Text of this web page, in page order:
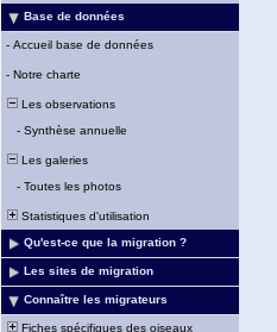
Base de données
- Accueil base de données
- Notre charte
Les observations
- Synthèse annuelle
Les galeries
- Toutes les photos
Statistiques d'utilisation
Qu'est-ce que la migration ?
Les sites de migration
Connaître les migrateurs
Fiches spécifiques des oiseaux